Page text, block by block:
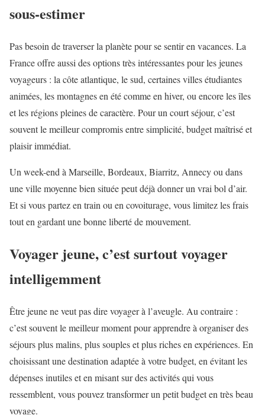
sous-estimer
Pas besoin de traverser la planète pour se sentir en vacances. La
France offre aussi des options très intéressantes pour les jeunes
voyageurs : la côte atlantique, le sud, certaines villes étudiantes
animées, les montagnes en été comme en hiver, ou encore les îles
et les régions pleines de caractère. Pour un court séjour, c’est
souvent le meilleur compromis entre simplicité, budget maîtrisé et
plaisir immédiat.
Un week-end à Marseille, Bordeaux, Biarritz, Annecy ou dans
une ville moyenne bien située peut déjà donner un vrai bol d’air.
Et si vous partez en train ou en covoiturage, vous limitez les frais
tout en gardant une bonne liberté de mouvement.
Voyager jeune, c’est surtout voyager
intelligemment
Être jeune ne veut pas dire voyager à l’aveugle. Au contraire :
c’est souvent le meilleur moment pour apprendre à organiser des
séjours plus malins, plus souples et plus riches en expériences. En
choisissant une destination adaptée à votre budget, en évitant les
dépenses inutiles et en misant sur des activités qui vous
ressemblent, vous pouvez transformer un petit budget en très beau
voyage.